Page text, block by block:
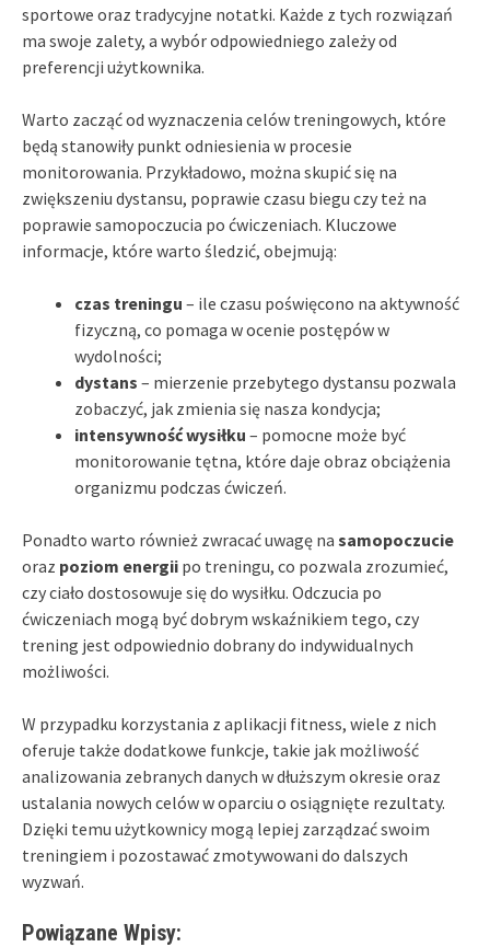
sportowe oraz tradycyjne notatki. Każde z tych rozwiązań
ma swoje zalety, a wybór odpowiedniego zależy od
preferencji użytkownika.
Warto zacząć od wyznaczenia celów treningowych, które
będą stanowiły punkt odniesienia w procesie
monitorowania. Przykładowo, można skupić się na
zwiększeniu dystansu, poprawie czasu biegu czy też na
poprawie samopoczucia po ćwiczeniach. Kluczowe
informacje, które warto śledzić, obejmują:
czas treningu – ile czasu poświęcono na aktywność
fizyczną, co pomaga w ocenie postępów w
wydolności;
dystans – mierzenie przebytego dystansu pozwala
zobaczyć, jak zmienia się nasza kondycja;
intensywność wysiłku – pomocne może być
monitorowanie tętna, które daje obraz obciążenia
organizmu podczas ćwiczeń.
Ponadto warto również zwracać uwagę na samopoczucie
oraz poziom energii po treningu, co pozwala zrozumieć,
czy ciało dostosowuje się do wysiłku. Odczucia po
ćwiczeniach mogą być dobrym wskaźnikiem tego, czy
trening jest odpowiednio dobrany do indywidualnych
możliwości.
W przypadku korzystania z aplikacji fitness, wiele z nich
oferuje także dodatkowe funkcje, takie jak możliwość
analizowania zebranych danych w dłuższym okresie oraz
ustalania nowych celów w oparciu o osiągnięte rezultaty.
Dzięki temu użytkownicy mogą lepiej zarządzać swoim
treningiem i pozostawać zmotywowani do dalszych
wyzwań.
Powiązane Wpisy: